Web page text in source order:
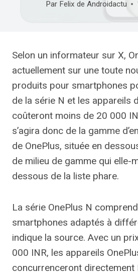
Par Felix de Androidactu
Selon un informateur sur X,
actuellement sur une toute
produits pour smartphones
de la série N et les appareils
coûteront moins de 20 000
s’agira donc de la gamme
de OnePlus, située en
de milieu de gamme qui elle-
dessous de la liste phare.
La série OnePlus N
smartphones adaptés à
indique la source. Avec un
000 INR, les appareils
concurrenceront directement